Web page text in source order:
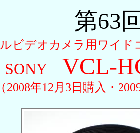
第63回
ビデオカメラ用ワイド
SONY VCL-
2008年12月3日購入・